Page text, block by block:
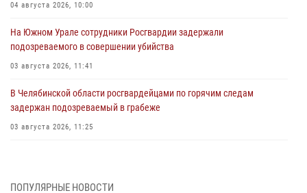
04 августа 2026, 10:00
На Южном Урале сотрудники Росгвардии задержали
подозреваемого в совершении убийства
03 августа 2026, 11:41
В Челябинской области росгвардейцами по горячим следам
задержан подозреваемый в грабеже
03 августа 2026, 11:25
03 августа 2026, 09:22 1
ПОПУЛЯРНЫЕ НОВОСТИ